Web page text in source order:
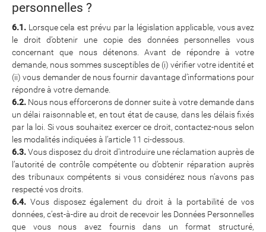
personnelles ?
6.1. Lorsque cela est prévu par la législation applicable, vous avez
le droit d’obtenir une copie des données personnelles vous
concernant que nous détenons. Avant de répondre à votre
demande, nous sommes susceptibles de (i) vérifier votre identité et
(ii) vous demander de nous fournir davantage d’informations pour
répondre à votre demande.
6.2. Nous nous efforcerons de donner suite à votre demande dans
un délai raisonnable et, en tout état de cause, dans les délais fixés
par la loi. Si vous souhaitez exercer ce droit, contactez-nous selon
les modalités indiquées à l’article 11 ci-dessous.
6.3.Vous disposez du droit d’introduire une réclamation auprès de
l’autorité de contrôle compétente ou d’obtenir réparation auprès
des tribunaux compétents si vous considérez nous n’avons pas
respecté vos droits.
6.4. Vous disposez également du droit à la portabilité de vos
données, c’est-à-dire au droit de recevoir les Données Personnelles
que vous nous avez fournis dans un format structuré,